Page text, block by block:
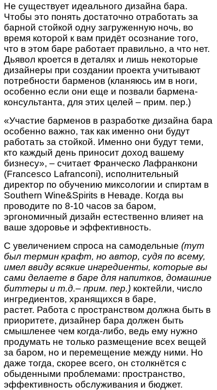
Не существует идеального дизайна бара.
Чтобы это понять достаточно отработать за
барной стойкой одну загруженную ночь, во
время которой к вам придёт осознание того,
что в этом баре работает правильно, а что нет.
Дьявол кроется в деталях и лишь некоторые
дизайнеры при создании проекта учитывают
потребности барменов (кланяюсь им в ноги,
особенно если они еще и позвали бармена-
консультанта, для этих целей – прим. пер.)
«Участие барменов в разработке дизайна бара
особенно важно, так как именно они будут
работать за стойкой. Именно они будут теми,
кто каждый день приносит доход вашему
бизнесу», – считает Франческо Лафранкони
(Francesco Lafranconi), исполнительный
директор по обучению миксологии и спиртам в
Southern Wine&Spirits в Неваде. Когда вы
проводите по 8-10 часов за баром,
эргономичный дизайн естественно влияет на
ваше здоровье и эффективность.
С увеличением спроса на самодельные (тут
был термин крафт, но автор, судя по всему,
имел ввиду всякие ингредиенты, которые вы
сами делаете в баре для напитков, домашние
биттеры и т.д.– прим. пер.) коктейли, число
ингредиентов, хранящихся в баре,
растет. Работа с пространством должна быть в
приоритете, дизайнер бара должен быть
смышленее чем когда-либо, ведь ему нужно
продумать не только размещение всех вещей
за баром, но и перемещение между ними. Но
даже тогда, скорее всего, он столкнётся с
обыденными проблемами: пространство,
эффективность обслуживания и бюджет.